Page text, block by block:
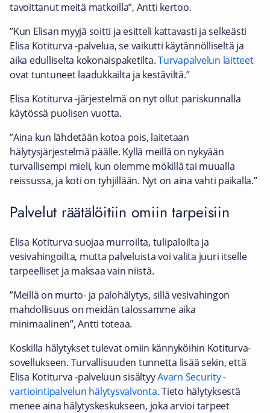
tavoittanut meitä matkoilla”, Antti kertoo.
”Kun Elisan myyjä soitti ja esitteli kattavasti ja selkeästi
Elisa Kotiturva -palvelua, se vaikutti käytännölliseltä ja
aika edulliselta kokonaispaketilta.Turvapalvelun laitteet
ovat tuntuneet laadukkailta ja kestäviltä.”
Elisa Kotiturva -järjestelmä on nyt ollut pariskunnalla
käytössä puolisen vuotta.
”Aina kun lähdetään kotoa pois, laitetaan
hälytysjärjestelmä päälle. Kyllä meillä on nykyään
turvallisempi mieli, kun olemme mökillä tai muualla
reissussa, ja koti on tyhjillään. Nyt on aina vahti paikalla.”
Palvelut räätälöitiin omiin tarpeisiin
Elisa Kotiturva suojaa murroilta, tulipaloilta ja
vesivahingoilta, mutta palveluista voi valita juuri itselle
tarpeelliset ja maksaa vain niistä.
”Meillä on murto- ja palohälytys, sillä vesivahingon
mahdollisuus on meidän talossamme aika
minimaalinen”, Antti toteaa.
Koskilla hälytykset tulevat omiin kännyköihin Kotiturva-
sovellukseen. Turvallisuuden tunnetta lisää sekin, että
Elisa Kotiturva -palveluun sisältyyAvarn Security -
vartiointipalvelun hälytysvalvonta. Tieto hälytyksestä
menee aina hälytyskeskukseen, joka arvioi tarpeet